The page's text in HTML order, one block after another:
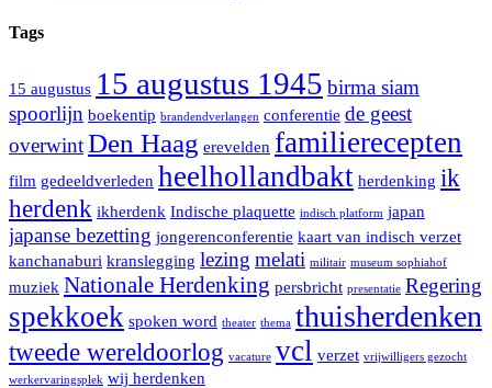
Tags
15 augustus 15 augustus 1945 birma siam
spoorlijn boekentip brandendverlangen conferentie de geest
overwintDen Haag erevelden familierecepten
film gedeeldverleden heelhollandbakt herdenking ik
herdenk ikherdenk Indische plaquette indisch platform japan
japanse bezetting jongerenconferentie kaart van indisch verzet
kanchanaburi kranslegging lezing melati militair museum sophiahof
muziek Nationale Herdenking persbricht presentatie Regering
spekkoek spoken word theater thema thuisherdenken
tweede wereldoorlog vacature vcl verzet vrijwilligers gezocht
werkervaringsplek wij herdenken